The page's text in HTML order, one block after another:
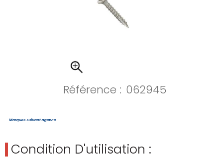
Référence : 062945
Condition D'utilisation :